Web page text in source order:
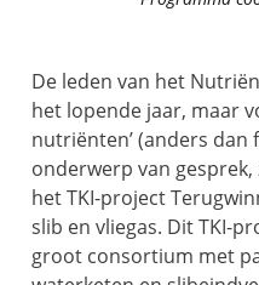
De leden van het
het lopende jaar, maar
nutriënten’ (anders dan
onderwerp van
het TKI-project
slib en vliegas. Dit TKI-
groot consortium met